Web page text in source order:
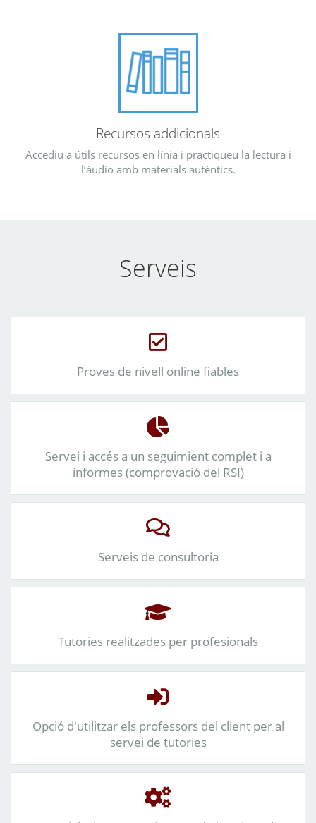
Recursos addicionals
Accediu a útils recursos en línia i practiqueu la lectura i
l’àudio amb materials autèntics.
Serveis
Proves de nivell online fiables
Servei i accés a un seguimient complet i a
informes (comprovació del RSI)
Serveis de consultoria
Tutories realitzades per profesionals
Opció d'utilitzar els professors del client per al
servei de tutories